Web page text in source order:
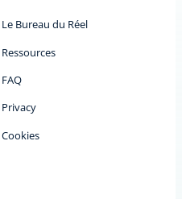
Le Bureau du Réel
Ressources
FAQ
Privacy
Cookies